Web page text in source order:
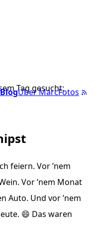
BlogÜber MarcFotos
Tag gesucht:
feiern. Vor ’nem
Vor ’nem Monat
Auto. Und vor ’nem
😄 Das waren